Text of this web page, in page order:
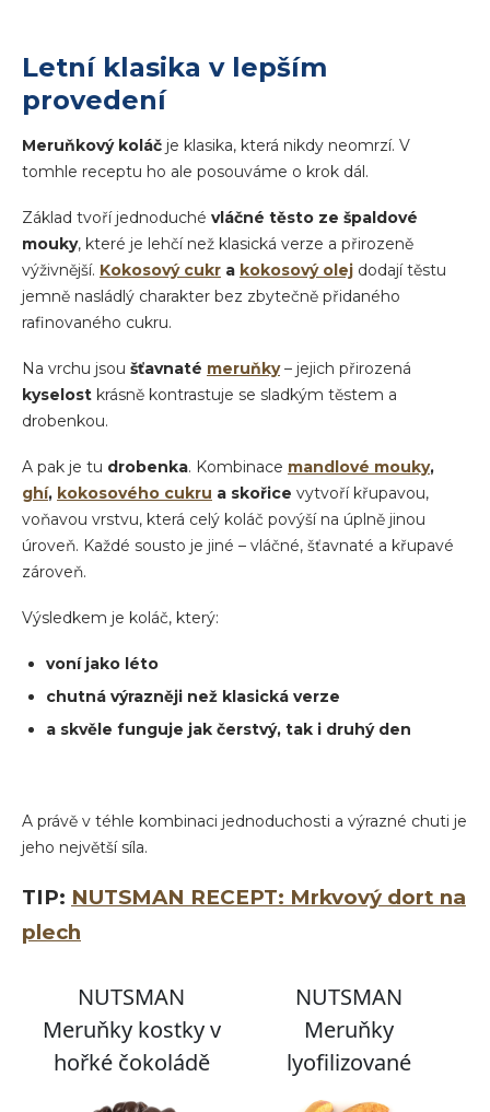
Letní klasika v lepším
provedení
Meruňkový koláč je klasika, která nikdy neomrzí. V
tomhle receptu ho ale posouváme o krok dál.
Základ tvoří jednoduché vláčné těsto ze špaldové
mouky, které je lehčí než klasická verze a přirozeně
výživnější. Kokosový cukr a kokosový olej dodají těstu
jemně nasládlý charakter bez zbytečně přidaného
rafinovaného cukru.
Na vrchu jsou šťavnaté meruňky– jejich přirozená
kyselost krásně kontrastuje se sladkým těstem a
drobenkou.
A pak je tu drobenka. Kombinace mandlové mouky,
ghí, kokosového cukru a skořice vytvoří křupavou,
voňavou vrstvu, která celý koláč povýší na úplně jinou
úroveň. Každé sousto je jiné – vláčné, šťavnaté a křupavé
zároveň.
Výsledkem je koláč, který:
voní jako léto
chutná výrazněji než klasická verze
a skvěle funguje jak čerstvý, tak i druhý den
A právě v téhle kombinaci jednoduchosti a výrazné chuti je
jeho největší síla.
TIP: NUTSMAN RECEPT: Mrkvový dort na
plech